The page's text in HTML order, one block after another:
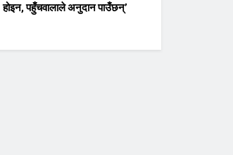
होइन, पहुँचवालाले अनुदान पाउँछन्’